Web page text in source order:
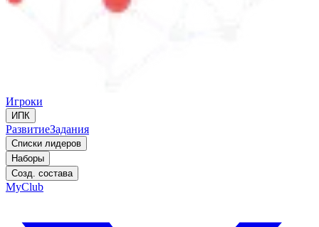
Игроки
ИПК
РазвитиеЗадания
Списки лидеров
Наборы
Созд. состава
MyClub